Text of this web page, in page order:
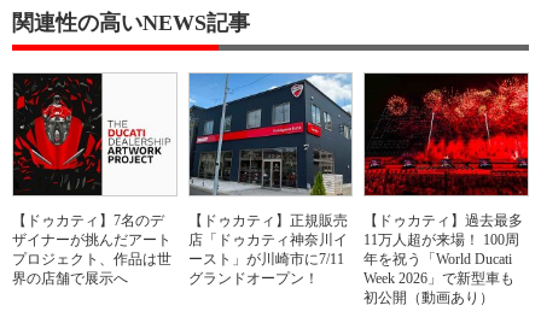
関連性の高いNEWS記事
【ドゥカティ】7名のデ
ザイナーが挑んだアート
プロジェクト、作品は世
界の店舗で展示へ
【ドゥカティ】正規販売
店「ドゥカティ神奈川イ
ースト」が川崎市に7/11
グランドオープン！
【ドゥカティ】過去最多
11万人超が来場！ 100周
年を祝う「World Ducati
Week 2026」で新型車も
初公開（動画あり）